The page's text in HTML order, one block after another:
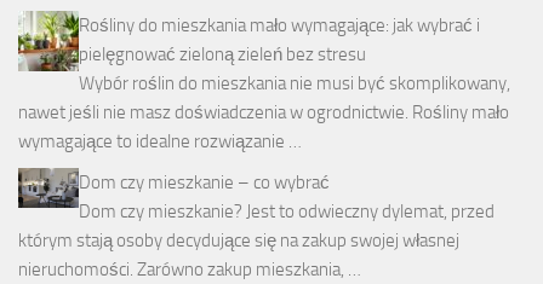
Rośliny do mieszkania mało wymagające: jak wybrać i
pielęgnować zieloną zieleń bez stresu
Wybór roślin do mieszkania nie musi być skomplikowany,
nawet jeśli nie masz doświadczenia w ogrodnictwie. Rośliny mało
wymagające to idealne rozwiązanie …
Dom czy mieszkanie – co wybrać
Dom czy mieszkanie? Jest to odwieczny dylemat, przed
którym stają osoby decydujące się na zakup swojej własnej
nieruchomości. Zarówno zakup mieszkania, …